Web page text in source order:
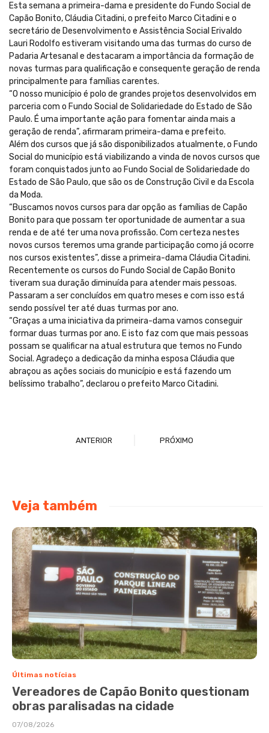
Esta semana a primeira-dama e presidente do Fundo Social de
Capão Bonito, Cláudia Citadini, o prefeito Marco Citadini e o
secretário de Desenvolvimento e Assistência Social Erivaldo
Lauri Rodolfo estiveram visitando uma das turmas do curso de
Padaria Artesanal e destacaram a importância da formação de
novas turmas para qualificação e consequente geração de renda
principalmente para famílias carentes.
“O nosso município é polo de grandes projetos desenvolvidos em
parceria com o Fundo Social de Solidariedade do Estado de São
Paulo. É uma importante ação para fomentar ainda mais a
geração de renda”, afirmaram primeira-dama e prefeito.
Além dos cursos que já são disponibilizados atualmente, o Fundo
Social do município está viabilizando a vinda de novos cursos que
foram conquistados junto ao Fundo Social de Solidariedade do
Estado de São Paulo, que são os de Construção Civil e da Escola
da Moda.
“Buscamos novos cursos para dar opção as famílias de Capão
Bonito para que possam ter oportunidade de aumentar a sua
renda e de até ter uma nova profissão. Com certeza nestes
novos cursos teremos uma grande participação como já ocorre
nos cursos existentes”, disse a primeira-dama Cláudia Citadini.
Recentemente os cursos do Fundo Social de Capão Bonito
tiveram sua duração diminuída para atender mais pessoas.
Passaram a ser concluídos em quatro meses e com isso está
sendo possível ter até duas turmas por ano.
“Graças a uma iniciativa da primeira-dama vamos conseguir
formar duas turmas por ano. E isto faz com que mais pessoas
possam se qualificar na atual estrutura que temos no Fundo
Social. Agradeço a dedicação da minha esposa Cláudia que
abraçou as ações sociais do município e está fazendo um
belíssimo trabalho”, declarou o prefeito Marco Citadini.
ANTERIOR PRÓXIMO
Veja também
Últimas notícias
Vereadores de Capão Bonito questionam
obras paralisadas na cidade
07/08/2026